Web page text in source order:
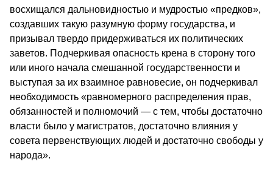
восхищался дальновидностью и мудростью «предков»,
создавших такую разумную форму государства, и
призывал твердо придерживаться их политических
заветов. Подчеркивая опасность крена в сторону того
или иного начала смешанной государственности и
выступая за их взаимное равновесие, он подчеркивал
необходимость «равномерного распределения прав,
обязанностей и полномочий — с тем, чтобы достаточно
власти было у магистратов, достаточно влияния у
совета первенствующих людей и достаточно свободы у
народа».